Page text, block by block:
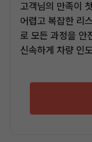
고객님의 만족이
어렵고 복잡한 리
로 모든 과정을 안
신속하게 차량 인